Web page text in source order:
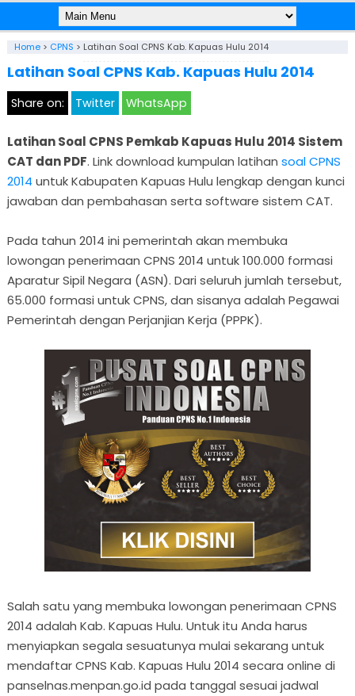
Home> CPNS > Latihan Soal CPNS Kab. Kapuas Hulu 2014
Latihan Soal CPNS Kab. Kapuas Hulu 2014
Share on: Twitter WhatsApp
Latihan Soal CPNS Pemkab Kapuas Hulu 2014 Sistem
CAT dan PDF. Link download kumpulan latihan soal CPNS
2014 untuk Kabupaten Kapuas Hulu lengkap dengan kunci
jawaban dan pembahasan serta software sistem CAT.
Pada tahun 2014 ini pemerintah akan membuka
lowongan penerimaan CPNS 2014 untuk 100.000 formasi
Aparatur Sipil Negara (ASN). Dari seluruh jumlah tersebut,
65.000 formasi untuk CPNS, dan sisanya adalah Pegawai
Pemerintah dengan Perjanjian Kerja (PPPK).
Salah satu yang membuka lowongan penerimaan CPNS
2014 adalah Kab. Kapuas Hulu. Untuk itu Anda harus
menyiapkan segala sesuatunya mulai sekarang untuk
mendaftar CPNS Kab. Kapuas Hulu 2014 secara online di
panselnas.menpan.go.id pada tanggal sesuai jadwal